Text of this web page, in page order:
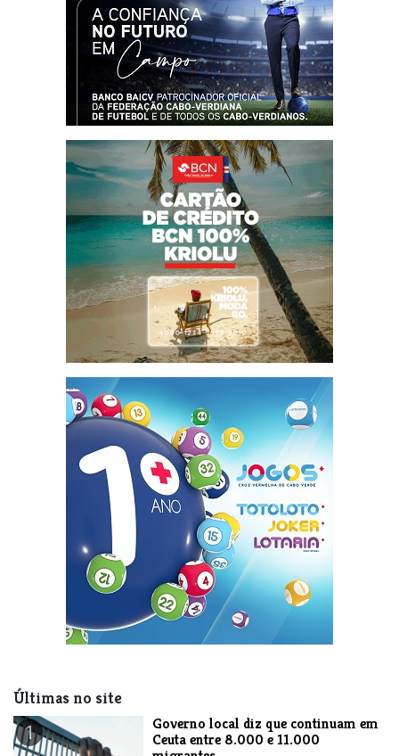
Últimas no site
1
​Governo local diz que continuam em
Ceuta entre 8.000 e 11.000